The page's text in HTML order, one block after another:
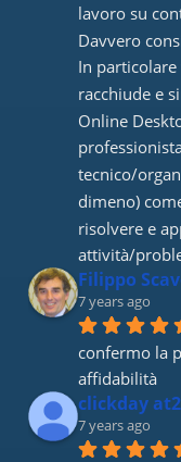
lavoro su
Davvero
In
racchiude e
Online
tecnico/
dimeno)
risolvere e
attività/
Filippo
7 years ago
confermo la
affidabilità
clickday
7 years ago